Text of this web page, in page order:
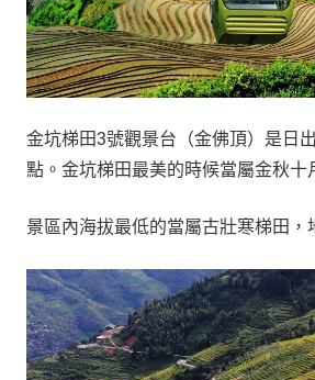
金坑梯田3號觀景台（金佛頂）是日
點。金坑梯田最美的時候當屬金秋十
景區內海拔最低的當屬古壯寒梯田，